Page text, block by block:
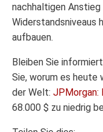
nachhaltigen
Widerstandsniveaus
aufbauen.
Bleiben Sie
Sie, worum es heute
der Welt: JPMorgan:
68.000 $ zu niedrig